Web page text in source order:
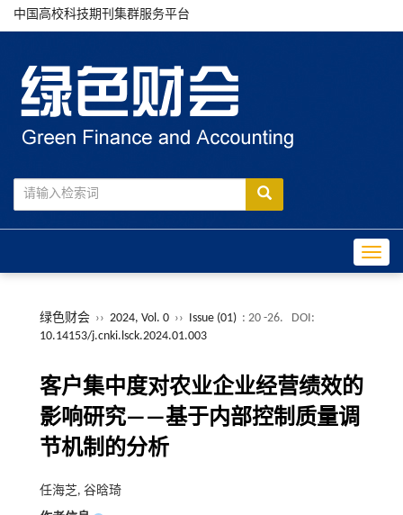
中国高校科技期刊集群服务平台
绿色财会 ›› 2024, Vol. 0 ›› Issue (01) : 20 -26.
DOI:
10.14153/j.cnki.lsck.2024.01.003
客户集中度对农业企业经营绩效的
影响研究——基于内部控制质量调
节机制的分析
任海芝, 谷晗琦